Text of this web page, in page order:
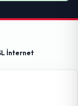
İnternet